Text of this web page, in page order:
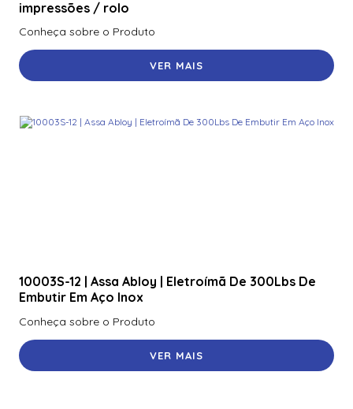
impressões / rolo
Conheça sobre o Produto
VER MAIS
10003S-12 | Assa Abloy | Eletroímã De 300Lbs De
Embutir Em Aço Inox
Conheça sobre o Produto
VER MAIS